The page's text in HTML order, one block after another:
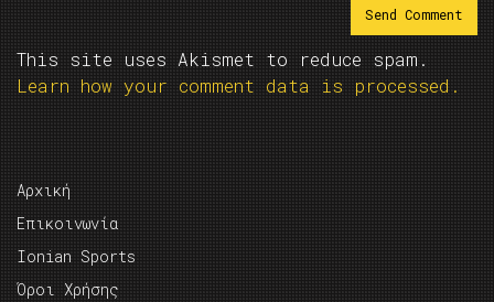
This site uses Akismet to reduce spam.
Learn how your comment data is processed.
Αρχική
Επικοινωνία
Ionian Sports
Όροι Χρήσης